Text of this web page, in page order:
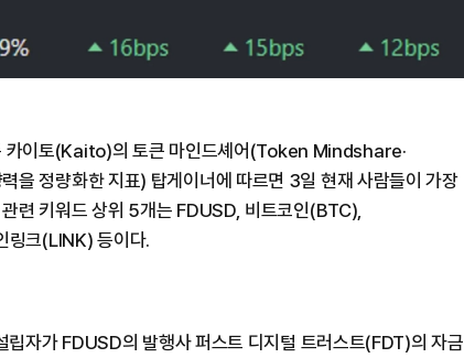
카이토(Kaito)의 토큰 마인드셰어(Token Mindshare·
을 정량화한 지표) 탑게이너에 따르면 3일 현재 사람들이 가장
련 키워드 상위 5개는 FDUSD, 비트코인(BTC),
크(LINK) 등이다.
자가 FDUSD의 발행사 퍼스트 디지털 트러스트(FDT)의 자금